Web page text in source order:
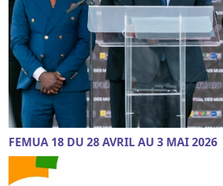
FEMUA 18 DU 28 AVRIL AU 3 MAI 2026